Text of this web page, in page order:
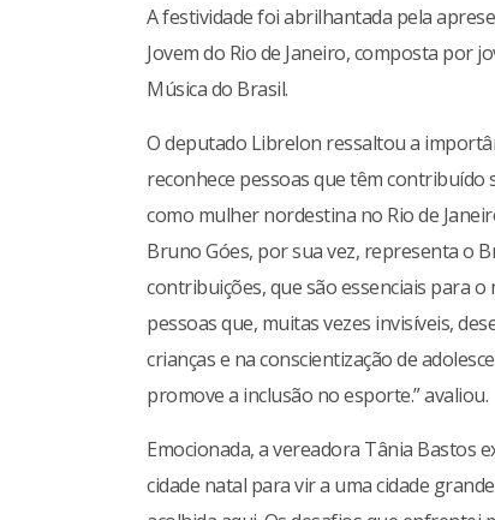
A festividade foi abrilhantada pela
Jovem do Rio de Janeiro, composta por
Música do Brasil.
O deputado Librelon ressaltou a
reconhece pessoas que têm contribuído
como mulher nordestina no Rio de
Bruno Góes, por sua vez, representa o
contribuições, que são essenciais para
pessoas que, muitas vezes invisíveis,
crianças e na conscientização de
promove a inclusão no esporte.” avaliou.
Emocionada, a vereadora Tânia Bastos
cidade natal para vir a uma cidade